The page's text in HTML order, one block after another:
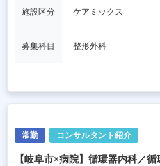
施設区分 ケアミックス
募集科目 整形外科
常勤 コンサルタント紹介
【岐阜市×病院】循環器内科／